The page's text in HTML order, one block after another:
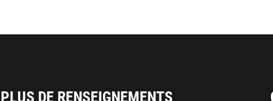
PLUS DE RENSEIGNEMENTS